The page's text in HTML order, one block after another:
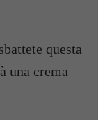
questa
una crema